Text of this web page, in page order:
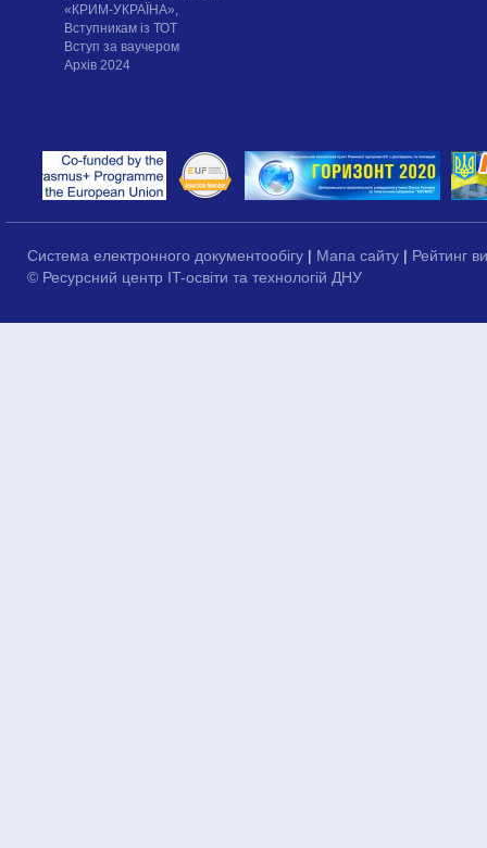
«КРИМ-УКРАЇНА»,
Вступникам із ТОТ
Вступ за ваучером
Архів 2024
Система електронного документообігу | Мапа сайту | Рейтинг
© Ресурсний центр IT-освіти та технологій ДНУ